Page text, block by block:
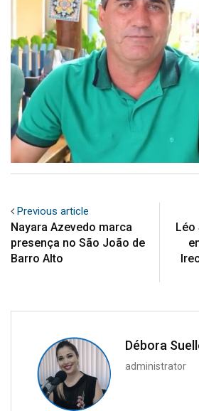
Previous article
Nayara Azevedo marca
presença no São João de
Barro Alto
Léo
Débora
administrator